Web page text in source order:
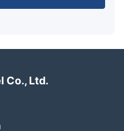
Co., Ltd.